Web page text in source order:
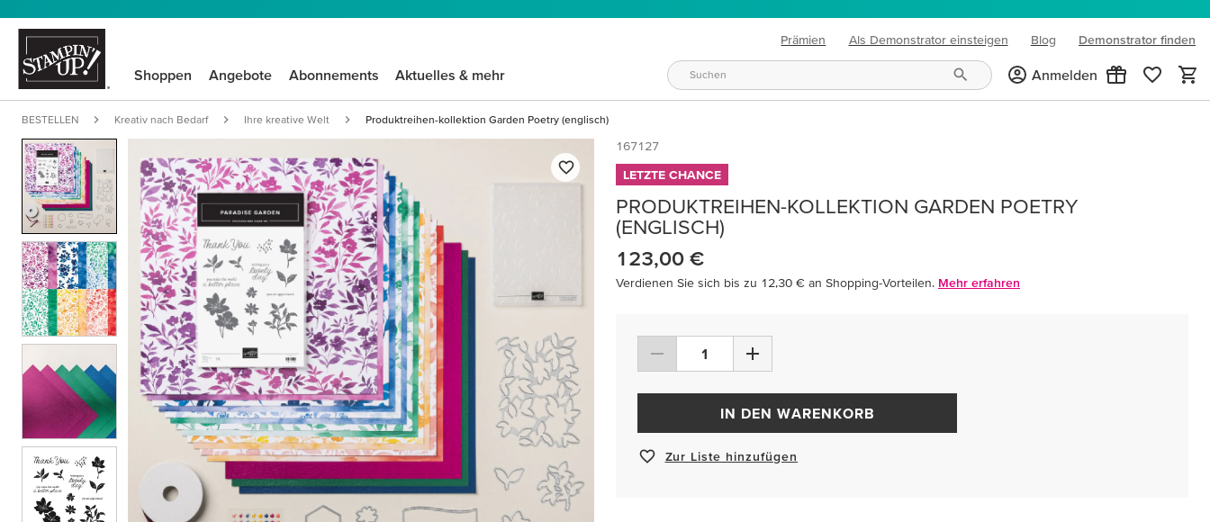
Prämien Als Demonstrator einsteigen Blog
(opens in new tab)
Demonstrator finden
Shoppen Angebote Abonnements Aktuelles & mehr Anmelden
BESTELLEN Kreativ nach Bedarf Ihre kreative Welt Produktreihen-kollektion Garden Poetry (englisch)
167127
LETZTE CHANCE
PRODUKTREIHEN-KOLLEKTION GARDEN POETRY
(ENGLISCH)
123,00 €
Verdienen Sie sich bis zu 12,30 € an Shopping-Vorteilen. Mehr erfahren
IN DEN WARENKORB
Zur Liste hinzufügen